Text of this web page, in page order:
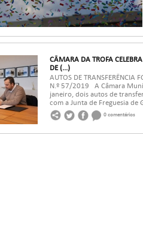
CÂMARA DA TROFA
DE (...)
AUTOS DE TRANSFERÊNCIA
N.º 57/2019 A Câmara
janeiro, dois autos de
com a Junta de Freguesia de
0 comentários